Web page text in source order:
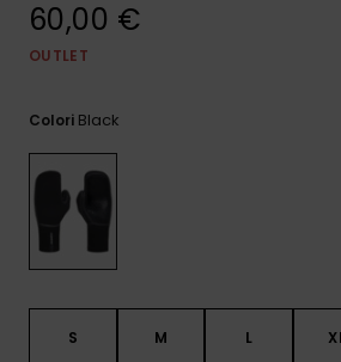
60,00 €
OUTLET
Colori Black
S M L